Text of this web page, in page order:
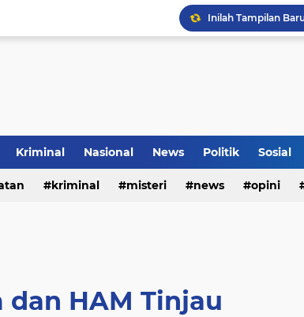
Inilah Tampilan
Kriminal Nasional News Politik Sosial
kriminal misteri news opini
HAM Tinjau